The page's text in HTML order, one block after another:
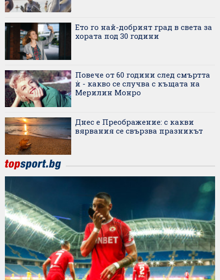
Ето го най-добрият град в света за
хората под 30 години
Повече от 60 години след смъртта
ѝ - какво се случва с къщата на
Мерилин Монро
Днес е Преображение: с какви
вярвания се свързва празникът